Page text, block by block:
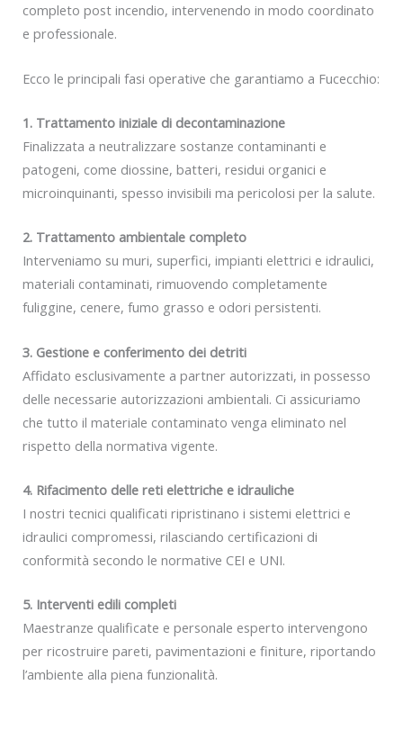
completo post incendio, intervenendo in modo coordinato
e professionale.
Ecco le principali fasi operative che garantiamo a Fucecchio:
1. Trattamento iniziale di decontaminazione
Finalizzata a neutralizzare sostanze contaminanti e
patogeni, come diossine, batteri, residui organici e
microinquinanti, spesso invisibili ma pericolosi per la salute.
2. Trattamento ambientale completo
Interveniamo su muri, superfici, impianti elettrici e idraulici,
materiali contaminati, rimuovendo completamente
fuliggine, cenere, fumo grasso e odori persistenti.
3. Gestione e conferimento dei detriti
Affidato esclusivamente a partner autorizzati, in possesso
delle necessarie autorizzazioni ambientali. Ci assicuriamo
che tutto il materiale contaminato venga eliminato nel
rispetto della normativa vigente.
4. Rifacimento delle reti elettriche e idrauliche
I nostri tecnici qualificati ripristinano i sistemi elettrici e
idraulici compromessi, rilasciando certificazioni di
conformità secondo le normative CEI e UNI.
5. Interventi edili completi
Maestranze qualificate e personale esperto intervengono
per ricostruire pareti, pavimentazioni e finiture, riportando
l’ambiente alla piena funzionalità.